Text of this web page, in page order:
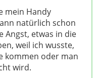
mein Handy
natürlich schon
Angst, etwas in die
weil ich wusste,
kommen oder man
wird.